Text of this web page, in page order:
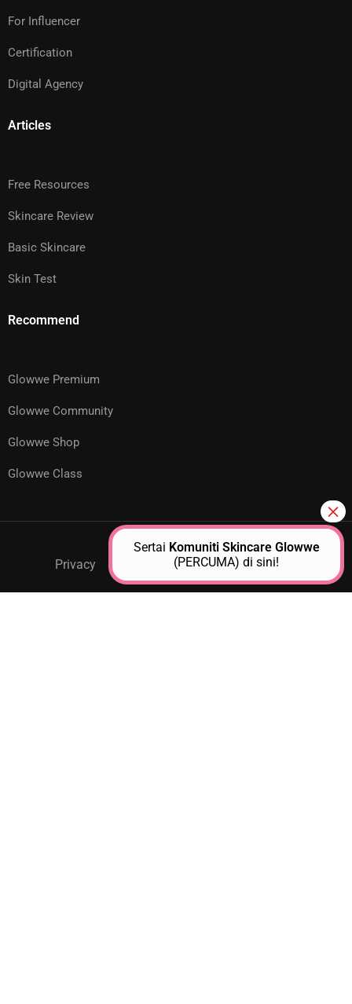
For Influencer
Certification
Digital Agency
Articles
Free Resources
Skincare Review
Basic Skincare
Skin Test
Recommend
Glowwe Premium
Glowwe Community
Glowwe Shop
Glowwe Class
Privacy GPM Support About Us Contact
Sertai Komuniti Skincare Glowwe
(PERCUMA) di sini!